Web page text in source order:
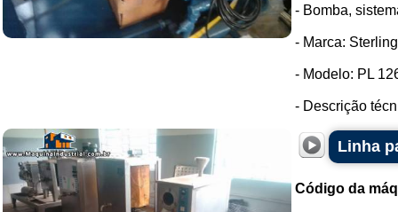
- Bomba,
- Marca:
- Modelo: PL
- Descrição
Linha
Código da